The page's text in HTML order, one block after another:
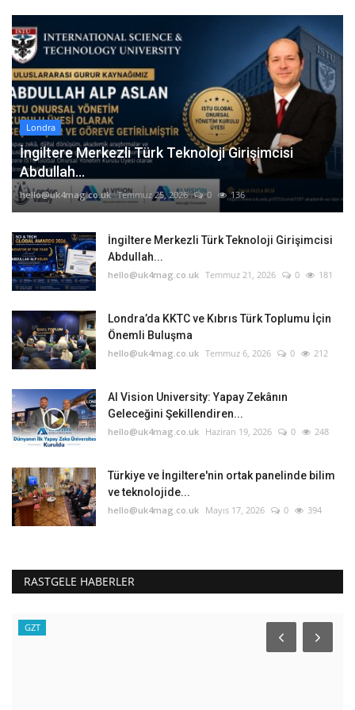
Londra
İngiltere Merkezli Türk Teknoloji Girişimcisi
Abdullah...
hello@uk4mag.co.uk Temmuz 25, 2026 0 136
İngiltere Merkezli Türk Teknoloji Girişimcisi
Abdullah...
hello@uk4mag.co.uk Temmuz 21, 2026 0 181
Londra’da KKTC ve Kıbrıs Türk Toplumu İçin
Önemli Buluşma
hello@uk4mag.co.uk Temmuz 6, 2026 0 212
AI Vision University: Yapay Zekânın
Geleceğini Şekillendiren...
hello@uk4mag.co.uk Haziran 19, 2026 0 248
Türkiye ve İngiltere'nin ortak panelinde bilim
ve teknolojide...
hello@uk4mag.co.uk Mayıs 17, 2026 0 394
RASTGELE HABERLER
Londra